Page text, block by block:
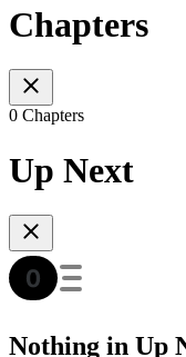
Chapters
0 Chapters
Up Next
Nothing in Up